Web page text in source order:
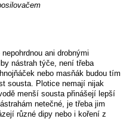
ani drobnými
nástrah týče, není třeba
nebo masňák budou tím
sousta. Plotice nemají nijak
menší sousta přinášejí lepší
netečné, je třeba jim
různé dipy nebo i koření z